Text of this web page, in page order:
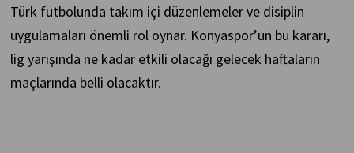
Türk futbolunda takım içi düzenlemeler ve disiplin
uygulamaları önemli rol oynar. Konyaspor’un bu kararı,
lig yarışında ne kadar etkili olacağı gelecek haftaların
maçlarında belli olacaktır.